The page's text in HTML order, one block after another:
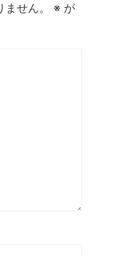
せん。 ※ が